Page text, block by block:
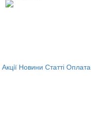
Акції Новини Статті Оплата